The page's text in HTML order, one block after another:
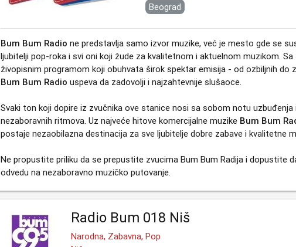
Beograd
Bum Bum Radio ne predstavlja samo izvor muzike, već je mesto gde se
ljubitelji pop-roka i svi oni koji žude za kvalitetnom i aktuelnom muzikom. Sa
živopisnim programom koji obuhvata širok spektar emisija - od ozbiljnih do
Bum Bum Radio uspeva da zadovolji i najzahtevnije slušaoce.
Svaki ton koji dopire iz zvučnika ove stanice nosi sa sobom notu uzbuđenja i
nezaboravnih ritmova. Uz najveće hitove komercijalne muzike Bum Bum
postaje nezaobilazna destinacija za sve ljubitelje dobre zabave i kvalitetne
Ne propustite priliku da se prepustite zvucima Bum Bum Radija i dopustite
odvedu na nezaboravno muzičko putovanje.
Radio Bum 018 Niš
Narodna, Zabavna, Pop